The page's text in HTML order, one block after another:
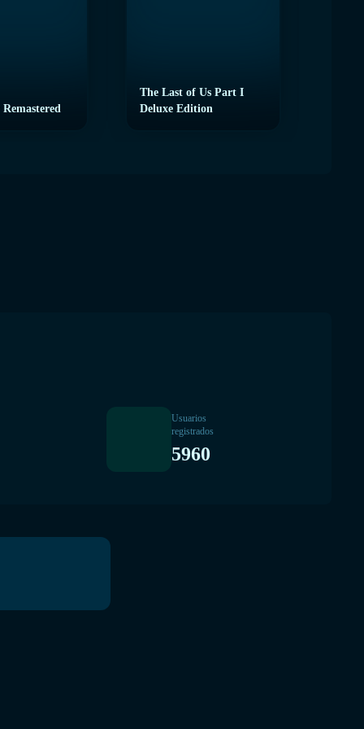
Remastered
The Last of Us Part I
Deluxe Edition
Usuarios
registrados
5960